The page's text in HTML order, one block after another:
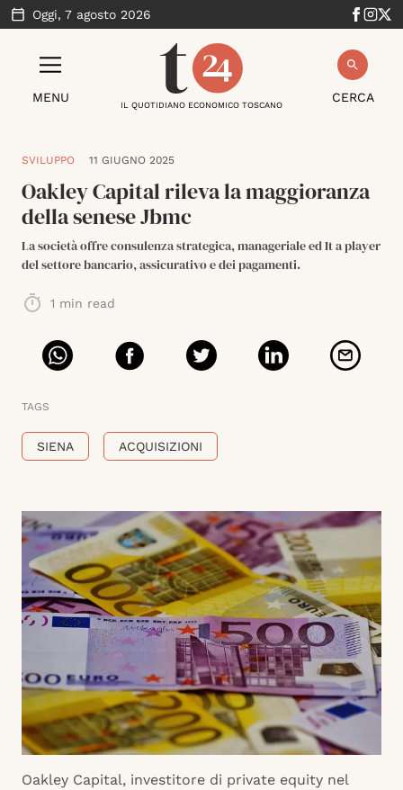
Oggi, 7 agosto 2026
MENU CERCA
IL QUOTIDIANO ECONOMICO TOSCANO
SVILUPPO 11 GIUGNO 2025
Oakley Capital rileva la maggioranza
della senese Jbmc
La società offre consulenza strategica, manageriale ed It a player
del settore bancario, assicurativo e dei pagamenti.
1 min read
TAGS
SIENA ACQUISIZIONI
Oakley Capital, investitore di private equity nel